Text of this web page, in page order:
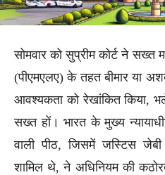
सोमवार को सुप्रीम कोर्ट ने सख्त
(पीएमएलए) के तहत बीमार या
आवश्यकता को रेखांकित किया,
सख्त हों। भारत के मुख्य
वाली पीठ, जिसमें जस्टिस जेबी
शामिल थे, ने अधिनियम की